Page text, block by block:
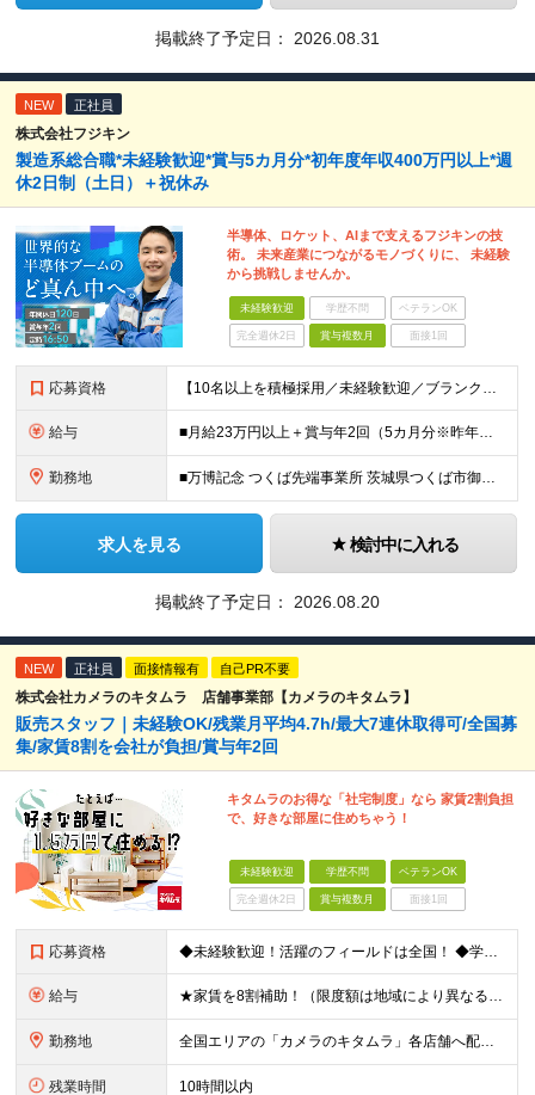
掲載終了予定日： 2026.08.31
NEW 正社員
株式会社フジキン
製造系総合職*未経験歓迎*賞与5カ月分*初年度年収400万円以上*週
休2日制（土日）＋祝休み
半導体、ロケット、AIまで支えるフジキンの技
術。 未来産業につながるモノづくりに、 未経験
から挑戦しませんか。
未経験歓迎 学歴不問 ベテランOK
完全週休2日 賞与複数月 面接1回
応募資格 【10名以上を積極採用／未経験歓迎／ブランクOK】 ＜応募条件＞ ◇高卒以上 ◇職種・業種未経験歓迎 ◇第二新卒歓迎 ＜こんな方を歓迎します＞ ◎チームで協力しながら仕事を進めたい方 ◎モノづくり
給与 ■月給23万円以上＋賞与年2回（5カ月分※昨年度実績）＋各種手当 ※上記月給に残業代は含みません、残業代は別途全額支給いたします ※これまでの経験・スキルを考慮して優遇いたします
勤務地 ■万博記念 つくば先端事業所 茨城県つくば市御幸が丘18 ※U・Iターン歓迎
求人を見る 検討中に入れる
掲載終了予定日： 2026.08.20
NEW 正社員 面接情報有 自己PR不要
株式会社カメラのキタムラ 店舗事業部【カメラのキタムラ】
販売スタッフ｜未経験OK/残業月平均4.7h/最大7連休取得可/全国募
集/家賃8割を会社が負担/賞与年2回
キタムラのお得な「社宅制度」なら 家賃2割負担
で、好きな部屋に住めちゃう！
未経験歓迎 学歴不問 ベテランOK
完全週休2日 賞与複数月 面接1回
応募資格 ◆未経験歓迎！活躍のフィールドは全国！ ◆学歴不問 ◆第二新卒も活躍中 ◆35歳以下の方（若年層の長期キャリア形成を図るため）
給与 ★家賃を8割補助！（限度額は地域により異なる） ※転勤による引っ越しが発生する場合 ＝＝＝＝＝＝＝＝＝＝＝＝＝＝＝＝＝＝＝＝＝＝＝ 例えば、家賃7.5万円なら6万円は会社で負担。 あなたが支払うのは、
勤務地 全国エリアの「カメラのキタムラ」各店舗へ配属となります ※最初の配属先は希望を最大限考慮した上で決定します ▼詳しい勤務地住所は下記URLをご確認ください。 https://sss.kitamur
残業時間 10時間以内